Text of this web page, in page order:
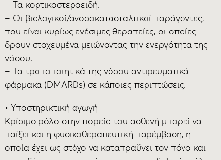
– Τα κορτικοστεροειδή.
– Οι βιολογικοί/ανοσοκατασταλτικοί παράγοντες,
που είναι κυρίως ενέσιμες θεραπείες, οι οποίες
δρουν στοχευμένα μειώνοντας την ενεργότητα της
νόσου.
– Τα τροποποιητικά της νόσου αντιρευματικά
φάρμακα (DMARDs) σε κάποιες περιπτώσεις.
• Υποστηρικτική αγωγή
Κρίσιμο ρόλο στην πορεία του ασθενή μπορεί να
παίξει και η φυσικοθεραπευτική παρέμβαση, η
οποία έχει ως στόχο να καταπραΰνει τον πόνο και